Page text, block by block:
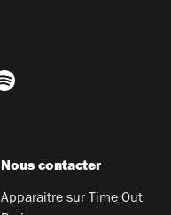
Nous contacter
Apparaitre sur Time Out